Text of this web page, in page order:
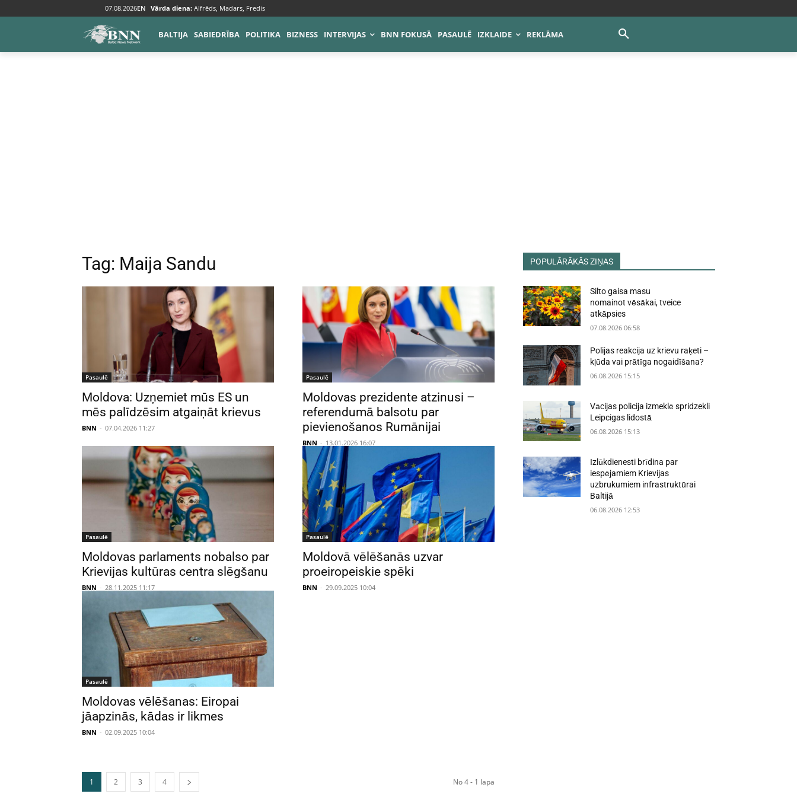
07.08.2026EN Vārda diena: Alfrēds, Madars, Fredis
BALTIJA SABIEDRĪBA POLITIKA BIZNESS INTERVIJAS BNN FOKUSĀ PASAULĒ IZKLAIDE REKLĀMA
Tags Maija Sandu
Tag: Maija Sandu
Pasaulē
Moldova: Uzņemiet mūs ES un
mēs palīdzēsim atgaiņāt krievus
BNN - 07.04.2026 11:27
Pasaulē
Moldovas prezidente atzinusi –
referendumā balsotu par
pievienošanos Rumānijai
BNN - 13.01.2026 16:07
Pasaulē
Moldovas parlaments nobalso par
Krievijas kultūras centra slēgšanu
BNN - 28.11.2025 11:17
Pasaulē
Moldovā vēlēšanās uzvar
proeiropeiskie spēki
BNN - 29.09.2025 10:04
Pasaulē
Moldovas vēlēšanas: Eiropai
jāapzinās, kādas ir likmes
BNN - 02.09.2025 10:04
1 2 3 4 No 4 - 1 lapa
POPULĀRĀKĀS ZIŅAS
Silto gaisa masu
nomainot vēsākai, tveice
atkāpsies
07.08.2026 06:58
Polijas reakcija uz krievu raķeti –
kļūda vai prātīga nogaidīšana?
06.08.2026 15:15
Vācijas policija izmeklē spridzekli
Leipcigas lidostā
06.08.2026 15:13
Izlūkdienesti brīdina par
iespējamiem Krievijas
uzbrukumiem infrastruktūrai
Baltijā
06.08.2026 12:53